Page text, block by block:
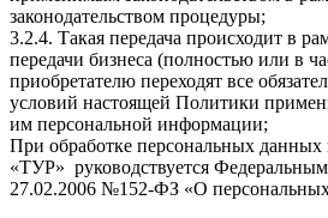
законодательством процедуры;
3.2.4. Такая передача происходит в
передачи бизнеса (полностью или в
приобретателю переходят все
условий настоящей Политики
им персональной информации;
При обработке персональных данных
«ТУР» руководствуется
27.02.2006 №152-ФЗ «О